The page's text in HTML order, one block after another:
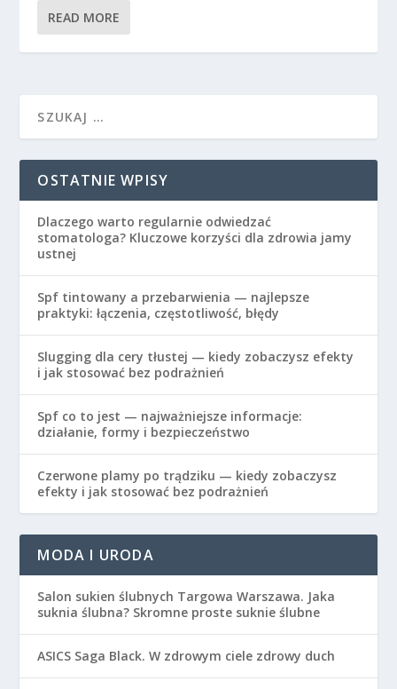
READ MORE
OSTATNIE WPISY
Dlaczego warto regularnie odwiedzać
stomatologa? Kluczowe korzyści dla zdrowia jamy
ustnej
Spf tintowany a przebarwienia — najlepsze
praktyki: łączenia, częstotliwość, błędy
Slugging dla cery tłustej — kiedy zobaczysz efekty
i jak stosować bez podrażnień
Spf co to jest — najważniejsze informacje:
działanie, formy i bezpieczeństwo
Czerwone plamy po trądziku — kiedy zobaczysz
efekty i jak stosować bez podrażnień
MODA I URODA
Salon sukien ślubnych Targowa Warszawa. Jaka
suknia ślubna? Skromne proste suknie ślubne
ASICS Saga Black. W zdrowym ciele zdrowy duch